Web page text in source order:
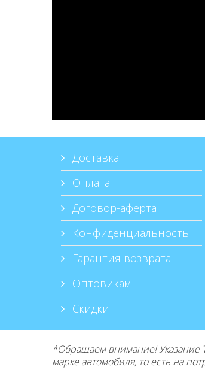
Доставка
Оплата
Договор-аферта
Конфиденциальность
Гарантия возврата
Оптовикам
Скидки
*Обращаем внимание! Указание
марке автомобиля, то есть на